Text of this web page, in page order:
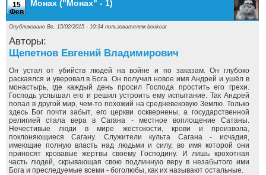
15
Фев
Монах ("Монах" - 1)
Опубликовано Вс, 15/02/2015 - 10:34 пользователем bookcat
Авторы:
Щепетнов Евгений Владимирович
Он устал от убийств людей на войне и по заказам. Он глубоко
раскаялся и уверовал в Бога. Он получил новое имя Андрей и ушёл в
монастырь, где каждый день просил Господа простить его грехи.
Господь услышал его и решил устроить ему испытание. Так Андрей
попал в другой мир, чем-то похожий на средневековую Землю. Только
здесь Бог почти забыт, его церкви осквернены, а государственной
религией стала вера в Сагана - местное воплощение Сатаны.
Нечестивые люди в мире жестокости, крови и произвола,
поклоняющиеся Сагану. Служители культа Сагана - исчадия,
имеющие полную власть над людьми и силу, во имя которой они
приносят кровавые жертвы своему Господину. И лишь крохотная
часть людей, скрывающая свою подлинную веру в незабытого ими
Бога и преследуемые всеми - боголюбы, как их называют остальные.